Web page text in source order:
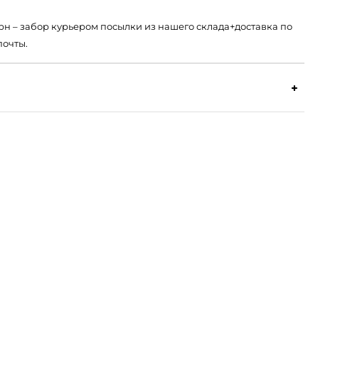
– забор курьером посылки из нашего склада+доставка по